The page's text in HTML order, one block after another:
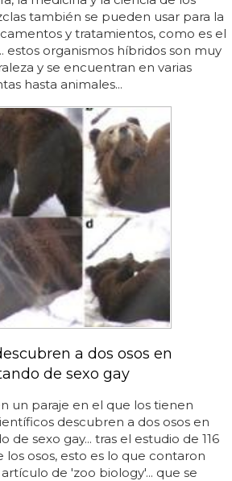
también se pueden usar para la
y tratamientos, como es el
estos organismos híbridos son muy
y se encuentran en varias
hasta animales...
a dos osos en
de sexo gay
un paraje en el que los tienen
descubren a dos osos en
de sexo gay... tras el estudio de 116
los osos, esto es lo que contaron
de 'zoo biology'... que se